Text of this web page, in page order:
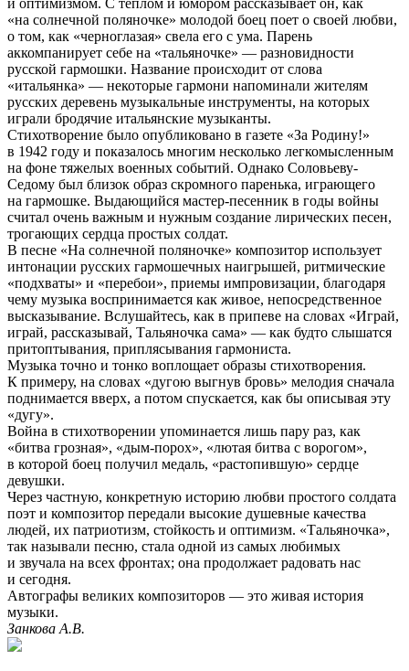
«на солнечной поляночке» молодой боец поет о своей любви,
о том, как «черноглазая» свела его с ума. Парень
аккомпанирует себе на «тальяночке» — разновидности
русской гармошки. Название происходит от слова
«итальянка» — некоторые гармони напоминали жителям
русских деревень музыкальные инструменты, на которых
играли бродячие итальянские музыканты.
Стихотворение было опубликовано в газете «За Родину!»
в 1942 году и показалось многим несколько легкомысленным
на фоне тяжелых военных событий. Однако Соловьеву-
Седому был близок образ скромного паренька, играющего
на гармошке. Выдающийся мастер-песенник в годы войны
считал очень важным и нужным создание лирических песен,
трогающих сердца простых солдат.
В песне «На солнечной поляночке» композитор использует
интонации русских гармошечных наигрышей, ритмические
«подхваты» и «перебои», приемы импровизации, благодаря
чему музыка воспринимается как живое, непосредственное
высказывание. Вслушайтесь, как в припеве на словах «Играй,
играй, рассказывай, Тальяночка сама» — как будто слышатся
притоптывания, приплясывания гармониста.
Музыка точно и тонко воплощает образы стихотворения.
К примеру, на словах «дугою выгнув бровь» мелодия сначала
поднимается вверх, а потом спускается, как бы описывая эту
«дугу».
Война в стихотворении упоминается лишь пару раз, как
«битва грозная», «дым-порох», «лютая битва с ворогом»,
в которой боец получил медаль, «растопившую» сердце
девушки.
Через частную, конкретную историю любви простого солдата
поэт и композитор передали высокие душевные качества
людей, их патриотизм, стойкость и оптимизм. «Тальяночка»,
так называли песню, стала одной из самых любимых
и звучала на всех фронтах; она продолжает радовать нас
и сегодня.
Автографы великих композиторов — это живая история
музыки.
Занкова А.В.